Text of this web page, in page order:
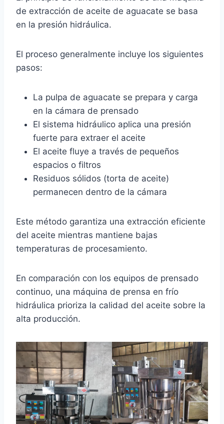
de extracción de aceite de aguacate se basa
en la presión hidráulica.
El proceso generalmente incluye los siguientes
pasos:
La pulpa de aguacate se prepara y carga
en la cámara de prensado
El sistema hidráulico aplica una presión
fuerte para extraer el aceite
El aceite fluye a través de pequeños
espacios o filtros
Residuos sólidos (torta de aceite)
permanecen dentro de la cámara
Este método garantiza una extracción eficiente
del aceite mientras mantiene bajas
temperaturas de procesamiento.
En comparación con los equipos de prensado
continuo, una máquina de prensa en frío
hidráulica prioriza la calidad del aceite sobre la
alta producción.